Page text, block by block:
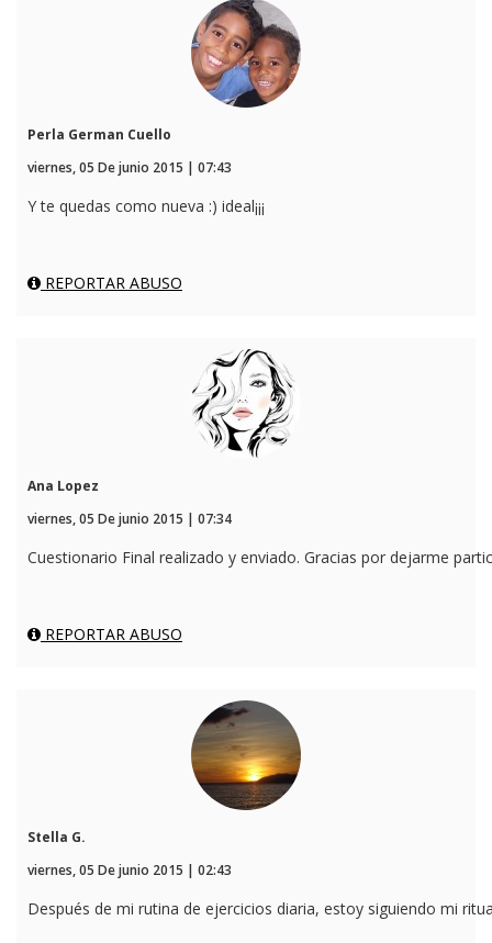
Perla German Cuello
viernes, 05 De junio 2015 | 07:43
Y te quedas como nueva :) ideal¡¡¡
REPORTAR ABUSO
Ana Lopez
viernes, 05 De junio 2015 | 07:34
Cuestionario Final realizado y enviado. Gracias por dejarme
REPORTAR ABUSO
Stella G.
viernes, 05 De junio 2015 | 02:43
Después de mi rutina de ejercicios diaria, estoy siguiendo mi